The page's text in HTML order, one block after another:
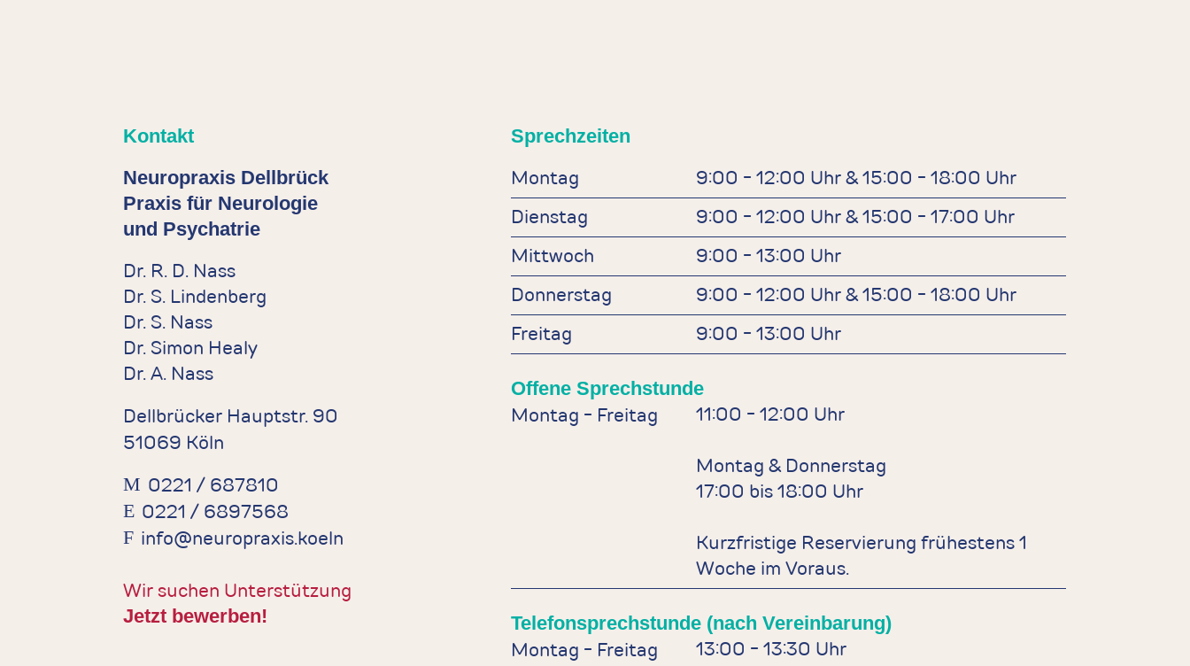
Kontakt
Neuropraxis Dellbrück
Praxis für Neurologie
und Psychatrie
Dr. R. D. Nass
Dr. S. Lindenberg
Dr. S. Nass
Dr. Simon Healy
Dr. A. Nass
Dellbrücker Hauptstr. 90
51069 Köln
0221 / 687810
0221 / 6897568
info@neuropraxis.koeln
Wir suchen Unterstützung
Jetzt bewerben!
Sprechzeiten
Montag
9:00 - 12:00 Uhr & 15:00 - 18:00 Uhr
Dienstag
9:00 - 12:00 Uhr & 15:00 - 17:00 Uhr
Mittwoch
9:00 - 13:00 Uhr
Donnerstag
9:00 - 12:00 Uhr & 15:00 - 18:00 Uhr
Freitag
9:00 - 13:00 Uhr
Offene Sprechstunde
Montag - Freitag
11:00 - 12:00 Uhr
Montag & Donnerstag
17:00 bis 18:00 Uhr
Kurzfristige Reservierung frühestens 1
Woche im Voraus.
Telefonsprechstunde (nach Vereinbarung)
Montag - Freitag 13:00 - 13:30 Uhr